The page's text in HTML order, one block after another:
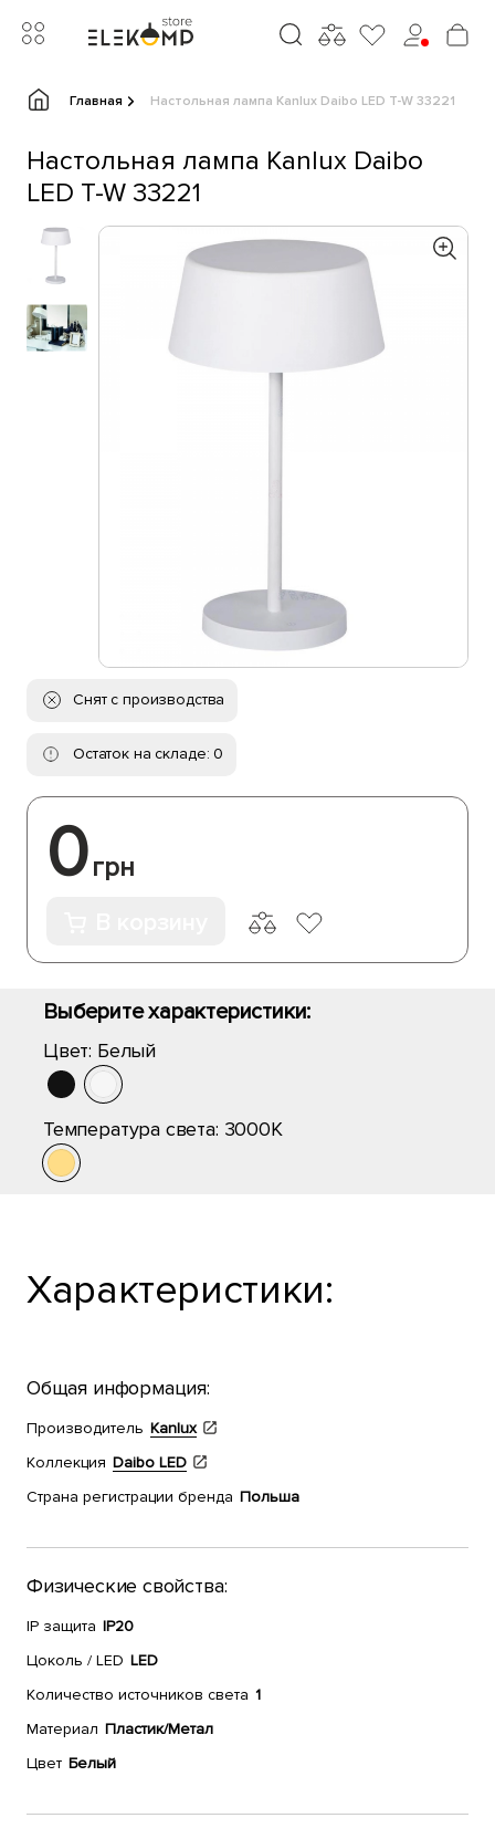
Главная Настольная лампа Kanlux Daibo LED T-W 33221
Настольная лампа Kanlux Daibo
LED T-W 33221
Снят с производства
Остаток на складе: 0
0грн
Выберите характеристики:
Цвет: Белый
Температура света: 3000K
Характеристики:
Общая информация:
Производитель Kanlux
Коллекция Daibo LED
Страна регистрации бренда Польша
Физические свойства:
IP защита IP20
Цоколь / LED LED
Количество источников света 1
Материал Пластик/Метал
Цвет Белый